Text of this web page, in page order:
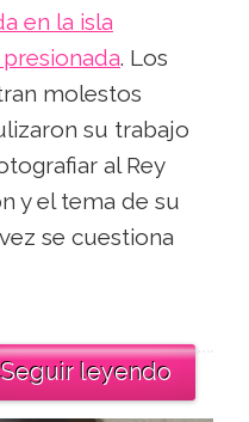
en la isla
. Los
molestos
su trabajo
al Rey
y el tema de su
se cuestiona
Seguir leyendo